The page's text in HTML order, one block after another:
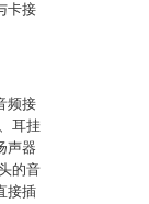
卡接
频接
耳挂
声器
的音
接插